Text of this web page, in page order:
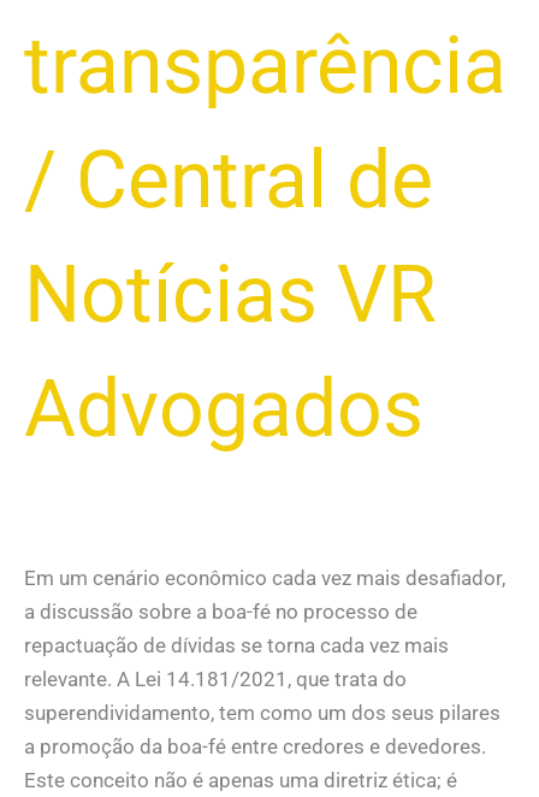
transparência
/ Central de
Notícias VR
Advogados
Em um cenário econômico cada vez mais desafiador,
a discussão sobre a boa-fé no processo de
repactuação de dívidas se torna cada vez mais
relevante. A Lei 14.181/2021, que trata do
superendividamento, tem como um dos seus pilares
a promoção da boa-fé entre credores e devedores.
Este conceito não é apenas uma diretriz ética; é